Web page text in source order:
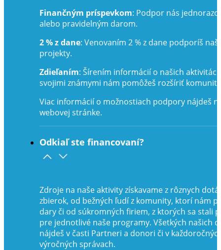
Finančným príspevkom: Podpor nás
alebo pravidelným darom.
2 % z dane: Venovaním 2 % z dane podporíš
projekty.
Zdieľaním: Šírením informácií o našich
svojimi známymi nám pomôžeš rozšíriť
Viac informácií o možnostiach podpory nájdeš
webovej stránke.
Odkiaľ ste financovaní?
Zdroje na naše aktivity získavame z rôznych
zbierok, od bežných ľudí z komunity, ktorí nám
dary či od súkromných firiem, z ktorých sa stali
pre jednotlivé naše programy. Všetkých našich
nájdeš v časti Partneri a donori či v
výročných správach.